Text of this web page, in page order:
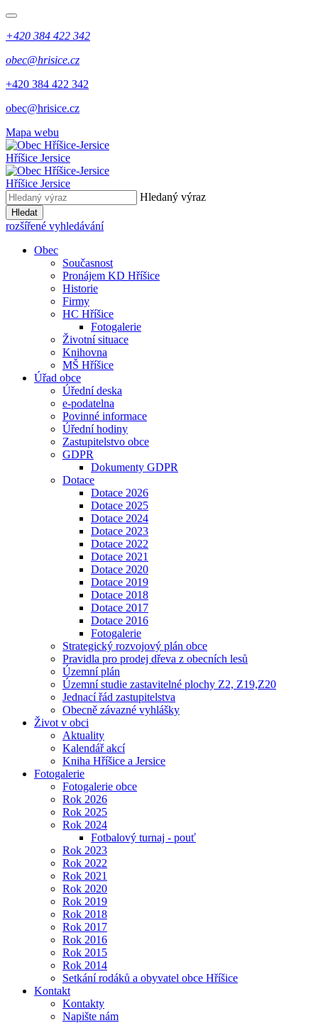
+420 384 422 342
obec@hrisice.cz
+420 384 422 342
obec@hrisice.cz
Mapa webu
Hříšice Jersice
Hříšice Jersice
Hledaný výraz
Hledat
rozšířené vyhledávání
Obec
Současnost
Pronájem KD Hříšice
Historie
Firmy
HC Hříšice
Fotogalerie
Životní situace
Knihovna
MŠ Hříšice
Úřad obce
Úřední deska
e-podatelna
Povinné informace
Úřední hodiny
Zastupitelstvo obce
GDPR
Dokumenty GDPR
Dotace
Dotace 2026
Dotace 2025
Dotace 2024
Dotace 2023
Dotace 2022
Dotace 2021
Dotace 2020
Dotace 2019
Dotace 2018
Dotace 2017
Dotace 2016
Fotogalerie
Strategický rozvojový plán obce
Pravidla pro prodej dřeva z obecních lesů
Územní plán
Územní studie zastavitelné plochy Z2, Z19,Z20
Jednací řád zastupitelstva
Obecně závazné vyhlášky
Život v obci
Aktuality
Kalendář akcí
Kniha Hříšice a Jersice
Fotogalerie
Fotogalerie obce
Rok 2026
Rok 2025
Rok 2024
Fotbalový turnaj - pouť
Rok 2023
Rok 2022
Rok 2021
Rok 2020
Rok 2019
Rok 2018
Rok 2017
Rok 2016
Rok 2015
Rok 2014
Setkání rodáků a obyvatel obce Hříšice
Kontakt
Kontakty
Napište nám